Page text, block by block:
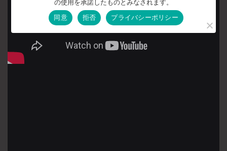
の使用を承諾したものとみなされます。
同意
拒否 プライバシーポリシー